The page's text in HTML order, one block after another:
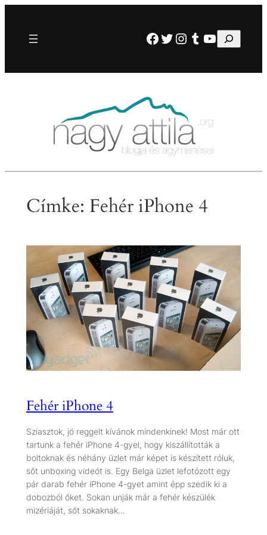
tartalomhoz
Facebook
Twitter
Instagram
Tumblr
YouTube
Keresés
Címke: Fehér iPhone 4
Fehér iPhone 4
Sziasztok, jó reggelt kívánok mindenkinek! Most már ott
tartunk a fehér iPhone 4-gyel, hogy kiszállították a
boltoknak és néhány üzlet már képet is készített róluk,
sőt unboxing videót is. Egy Belga üzlet lefotózott egy
pár darab fehér iPhone 4-gyet amint épp szedik ki a
dobozból őket. Sokan unják már a fehér készülék
mizériáját, sőt sokaknak…